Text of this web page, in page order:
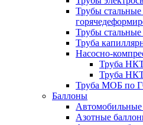
Трубы
Трубы стальные
Труба
Насосно-
Труба
Труба
Труба МОБ по
Баллоны
Азотные